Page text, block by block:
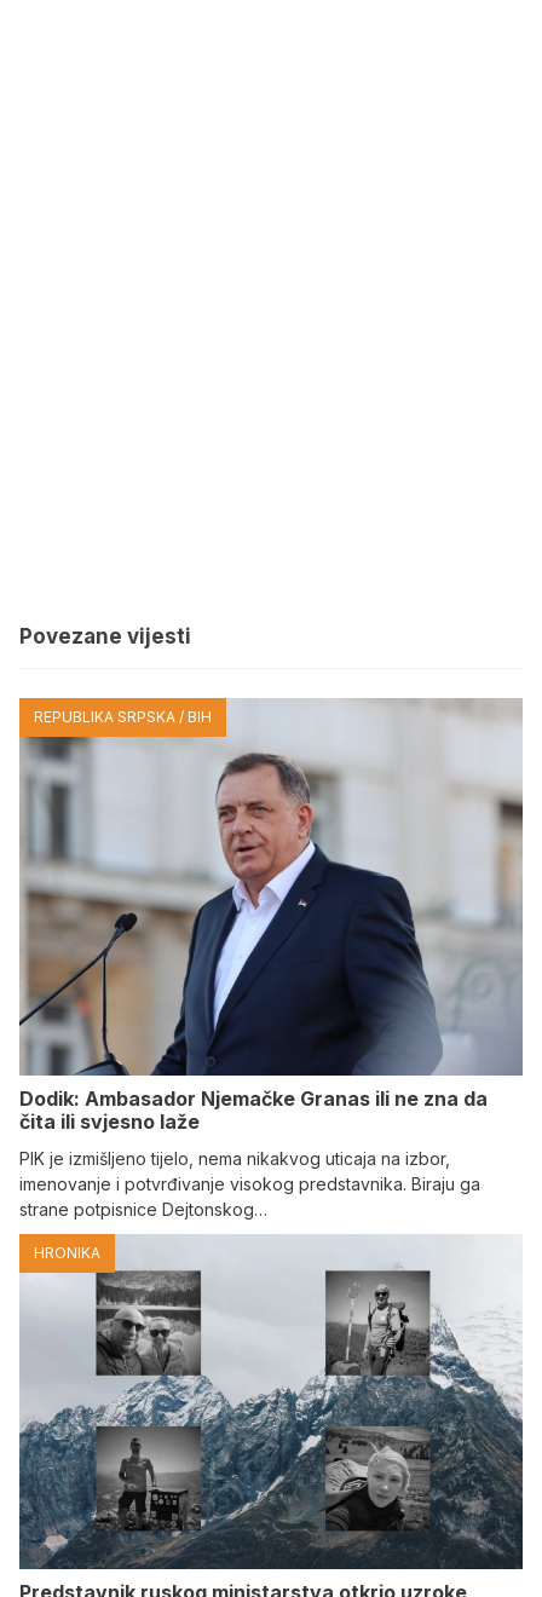
Povezane vijesti
REPUBLIKA SRPSKA / BIH
Dodik: Ambasador Njemačke Granas ili ne zna da
čita ili svjesno laže
PIK je izmišljeno tijelo, nema nikakvog uticaja na izbor,
imenovanje i potvrđivanje visokog predstavnika. Biraju ga
strane potpisnice Dejtonskog…
HRONIKA